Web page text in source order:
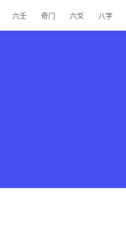
六壬 奇门 六爻 八字